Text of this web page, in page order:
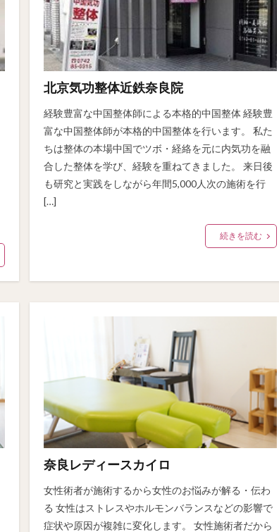
北京気功整体近鉄奈良院
経験豊富な中国整体師による本格的中国整体 経験豊
富な中国整体師が本格的中国整体を行います。 私た
ちは整体の本場中国でツボ・経絡を元に内気功を融
合した整体を学び、経験を重ねてきました。 来日後
も研究と実践をしながら年間5,000人次の施術を行
[…]
続きを読む
奈良レディースカイロ
女性術者が施術するから女性のお悩みが解る・伝わ
る 女性はストレスやホルモンバランスなどの影響で
症状や原因が複雑に変化します。 女性施術者だから